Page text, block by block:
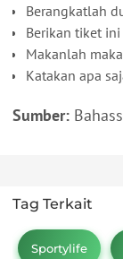
Berangkatlah
Berikan tiket
Makanlah
Katakan apa
Sumber:
Tag Terkait
Sportylife